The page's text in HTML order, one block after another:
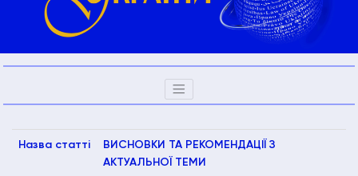
Назва статті
ВИСНОВКИ ТА РЕКОМЕНДАЦІЇ З
АКТУАЛЬНОЇ ТЕМИ